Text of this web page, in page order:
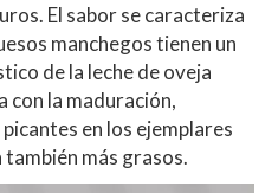
El sabor se caracteriza
manchegos tienen un
de la leche de oveja
con la maduración,
en los ejemplares
más grasos.